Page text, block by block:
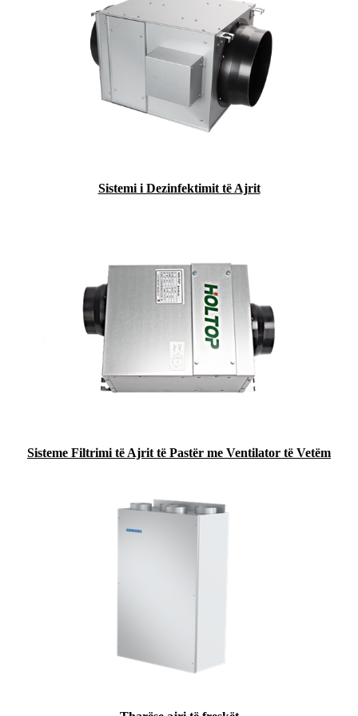
Sistemi i Dezinfektimit të Ajrit
Sisteme Filtrimi të Ajrit të Pastër me Ventilator të Vetëm